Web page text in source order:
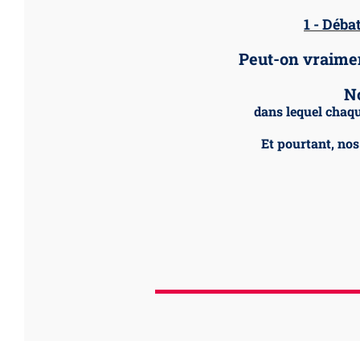
1 -
Peut-on
dans lequel
Et pourtant,